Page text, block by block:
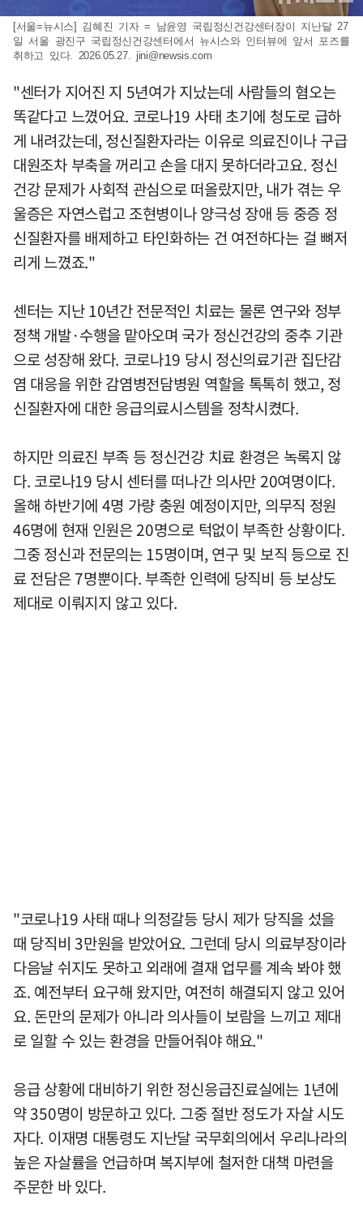
[서울=뉴시스] 김혜진 기자 = 남윤영 국립정신건강센터장이 지난달 27
일 서울 광진구 국립정신건강센터에서 뉴시스와 인터뷰에 앞서 포즈를
취하고 있다. 2026.05.27. jini@newsis.com
"센터가 지어진 지 5년여가 지났는데 사람들의 혐오는
똑같다고 느꼈어요. 코로나19 사태 초기에 청도로 급하
게 내려갔는데, 정신질환자라는 이유로 의료진이나 구급
대원조차 부축을 꺼리고 손을 대지 못하더라고요. 정신
건강 문제가 사회적 관심으로 떠올랐지만, 내가 겪는 우
울증은 자연스럽고 조현병이나 양극성 장애 등 중증 정
신질환자를 배제하고 타인화하는 건 여전하다는 걸 뼈저
리게 느꼈죠."
센터는 지난 10년간 전문적인 치료는 물론 연구와 정부
정책 개발·수행을 맡아오며 국가 정신건강의 중추 기관
으로 성장해 왔다. 코로나19 당시 정신의료기관 집단감
염 대응을 위한 감염병전담병원 역할을 톡톡히 했고, 정
신질환자에 대한 응급의료시스템을 정착시켰다.
하지만 의료진 부족 등 정신건강 치료 환경은 녹록지 않
다. 코로나19 당시 센터를 떠나간 의사만 20여명이다.
올해 하반기에 4명 가량 충원 예정이지만, 의무직 정원
46명에 현재 인원은 20명으로 턱없이 부족한 상황이다.
그중 정신과 전문의는 15명이며, 연구 및 보직 등으로 진
료 전담은 7명뿐이다. 부족한 인력에 당직비 등 보상도
제대로 이뤄지지 않고 있다.
"코로나19 사태 때나 의정갈등 당시 제가 당직을 섰을
때 당직비 3만원을 받았어요. 그런데 당시 의료부장이라
다음날 쉬지도 못하고 외래에 결재 업무를 계속 봐야 했
죠. 예전부터 요구해 왔지만, 여전히 해결되지 않고 있어
요. 돈만의 문제가 아니라 의사들이 보람을 느끼고 제대
로 일할 수 있는 환경을 만들어줘야 해요."
응급 상황에 대비하기 위한 정신응급진료실에는 1년에
약 350명이 방문하고 있다. 그중 절반 정도가 자살 시도
자다. 이재명 대통령도 지난달 국무회의에서 우리나라의
높은 자살률을 언급하며 복지부에 철저한 대책 마련을
주문한 바 있다.